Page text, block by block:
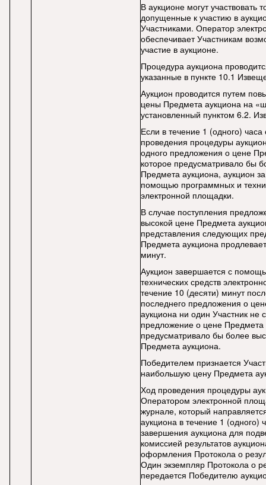
В аукционе могут участвовать
допущенные к участию в
Участниками. Оператор
обеспечивает Участникам
участие в аукционе.
Процедура аукциона
указанные в пункте 10.1
Аукцион проводится путем
цены Предмета аукциона на
установленный пунктом 6.2.
Если в течение 1 (одного)
проведения процедуры
одного предложения о цене
которое предусматривало бы
Предмета аукциона, аукцион
помощью программных и
электронной площадки.
В случае поступления
высокой цене Предмета
представления следующих
Предмета аукциона
минут.
Аукцион завершается с
технических средств
течение 10 (десяти) минут
последнего предложения о
аукциона ни один Участник не
предложение о цене Предмета
предусматривало бы более
Предмета аукциона.
Победителем признается
наибольшую цену Предмета
Ход проведения процедуры
Оператором электронной
журнале, который
аукциона в течение 1 (одного)
завершения аукциона для
комиссией результатов
оформления Протокола о
Один экземпляр Протокола о
передается Победителю